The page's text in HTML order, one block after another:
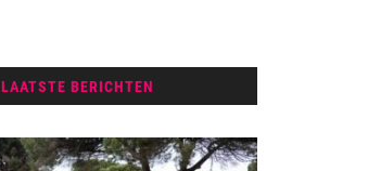
LAATSTE BERICHTEN